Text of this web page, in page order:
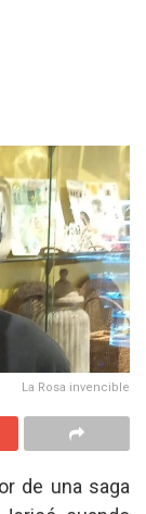
La Rosa invencible
de una saga